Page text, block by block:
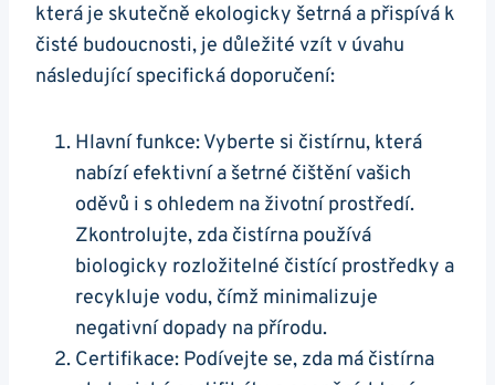
která je skutečně ekologicky šetrná a přispívá k
čisté budoucnosti, je důležité vzít v úvahu
následující specifická doporučení:
Hlavní funkce: Vyberte si čistírnu, která
nabízí efektivní a šetrné čištění vašich
oděvů i s ohledem na životní prostředí.
Zkontrolujte, zda čistírna používá
biologicky rozložitelné čistící prostředky a
recykluje vodu, čímž minimalizuje
negativní dopady na přírodu.
Certifikace: Podívejte se, zda má čistírna